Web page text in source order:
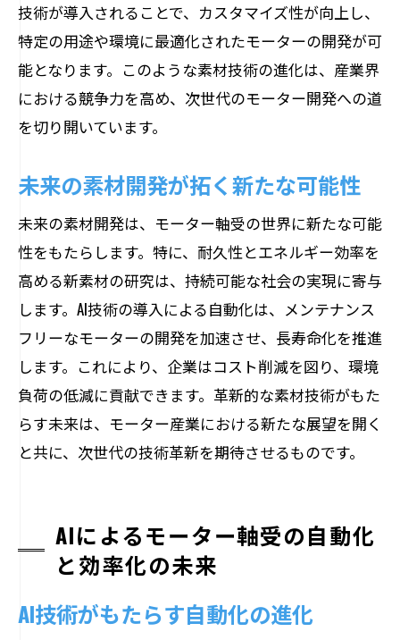
技術が導入されることで、カスタマイズ性が向上し、
特定の用途や環境に最適化されたモーターの開発が可
能となります。このような素材技術の進化は、産業界
における競争力を高め、次世代のモーター開発への道
を切り開いています。
未来の素材開発が拓く新たな可能性
未来の素材開発は、モーター軸受の世界に新たな可能
性をもたらします。特に、耐久性とエネルギー効率を
高める新素材の研究は、持続可能な社会の実現に寄与
します。AI技術の導入による自動化は、メンテナンス
フリーなモーターの開発を加速させ、長寿命化を推進
します。これにより、企業はコスト削減を図り、環境
負荷の低減に貢献できます。革新的な素材技術がもた
らす未来は、モーター産業における新たな展望を開く
と共に、次世代の技術革新を期待させるものです。
AIによるモーター軸受の自動化
と効率化の未来
AI技術がもたらす自動化の進化